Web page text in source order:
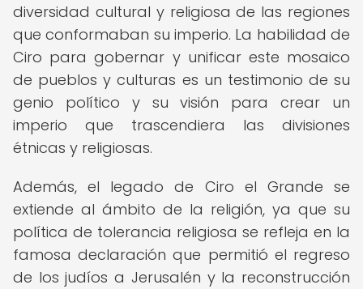
diversidad cultural y religiosa de las regiones
que conformaban su imperio. La habilidad de
Ciro para gobernar y unificar este mosaico
de pueblos y culturas es un testimonio de su
genio político y su visión para crear un
imperio que trascendiera las divisiones
étnicas y religiosas.
Además, el legado de Ciro el Grande se
extiende al ámbito de la religión, ya que su
política de tolerancia religiosa se refleja en la
famosa declaración que permitió el regreso
de los judíos a Jerusalén y la reconstrucción